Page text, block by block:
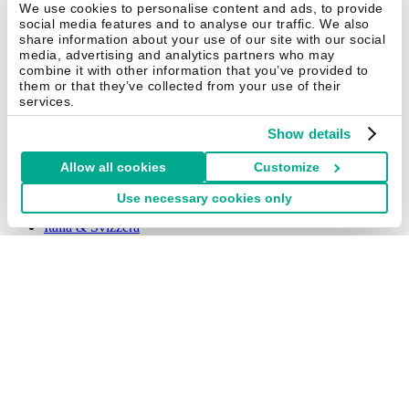
We use cookies to personalise content and ads, to provide
social media features and to analyse our traffic. We also
share information about your use of our site with our social
media, advertising and analytics partners who may
combine it with other information that you’ve provided to
them or that they’ve collected from your use of their
services.
Show details
Allow all cookies Customize
Use necessary cookies only
México
Africa
South Africa
Middle East
Middle East
Western Europe
France & Suisse
Italia & Svizzera